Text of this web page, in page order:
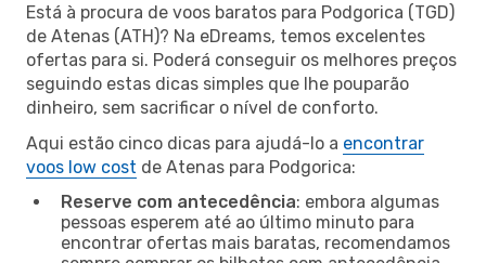
Está à procura de voos baratos para Podgorica (TGD)
de Atenas (ATH)? Na eDreams, temos excelentes
ofertas para si. Poderá conseguir os melhores preços
seguindo estas dicas simples que lhe pouparão
dinheiro, sem sacrificar o nível de conforto.
Aqui estão cinco dicas para ajudá-lo a encontrar
voos low cost de Atenas para Podgorica:
Reserve com antecedência: embora algumas
pessoas esperem até ao último minuto para
encontrar ofertas mais baratas, recomendamos